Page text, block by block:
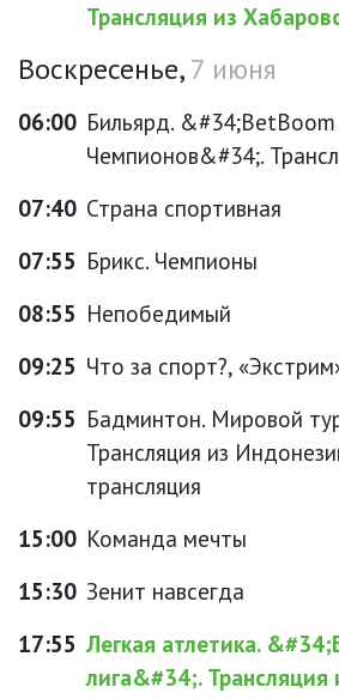
Трансляция из
Воскресенье,7 июня
06:00 Бильярд. &#34;BetBoom
Чемпионов&#34;.
07:40 Страна спортивная
07:55 Брикс. Чемпионы
08:55 Непобедимый
09:25 Что за спорт?,
09:55 Бадминтон. Мировой
Трансляция из
трансляция
15:00 Команда мечты
15:30 Зенит навсегда
17:55 Легкая атлетика.
лига&#34;.